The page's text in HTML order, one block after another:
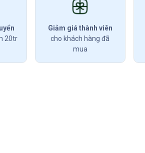
20tr
Giảm giá thành viên
cho khách hàng đã
mua